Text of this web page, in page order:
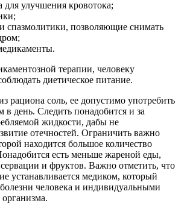
для улучшения кровотока;
спазмолитики, позволяющие снимать
терапии, человеку
диетическое питание.
рациона соль, ее допустимо употребить
в день. Следить понадобится и за
жидкости, дабы не
отечностей. Ограничить важно
находится большое количество
есть меньше жареной еды,
и фруктов. Важно отметить, что
устанавливается медиком, который
человека и индивидуальными